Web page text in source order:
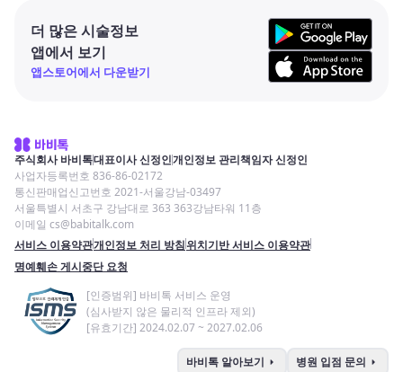
더 많은 시술정보
앱에서 보기
앱스토어에서 다운받기
주식회사 바비톡대표이사 신정인개인정보 관리책임자 신정인
사업자등록번호 836-86-02172
통신판매업신고번호 2021-서울강남-03497
서울특별시 서초구 강남대로 363 363강남타워 11층
이메일 cs@babitalk.com
서비스 이용약관개인정보 처리 방침위치기반 서비스 이용약관
명예훼손 게시중단 요청
[인증범위] 바비톡 서비스 운영
(심사받지 않은 물리적 인프라 제외)
[유효기간] 2024.02.07 ~ 2027.02.06
바비톡 알아보기 arrow_right 병원 입점 문의 arrow_right